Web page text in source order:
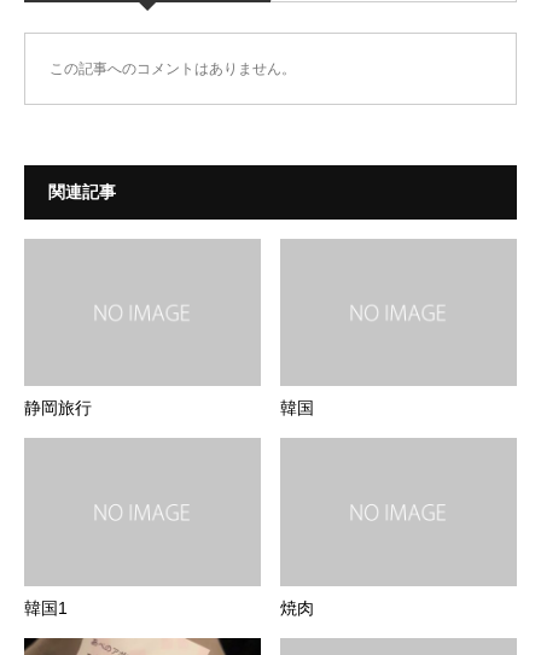
この記事へのコメントはありません。
関連記事
静岡旅行 韓国
韓国1 焼肉